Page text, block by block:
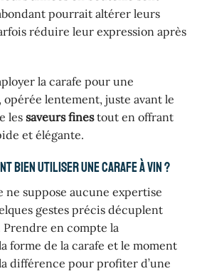
pourrait altérer leurs
réduire leur expression après
la carafe pour une
, opérée lentement, juste avant le
les saveurs finestout en offrant
et élégante.
bien utiliser une carafe à vin ?
ne suppose aucune expertise
gestes précis décuplent
en compte la
forme de la carafe et le moment
différence pour profiter d’une